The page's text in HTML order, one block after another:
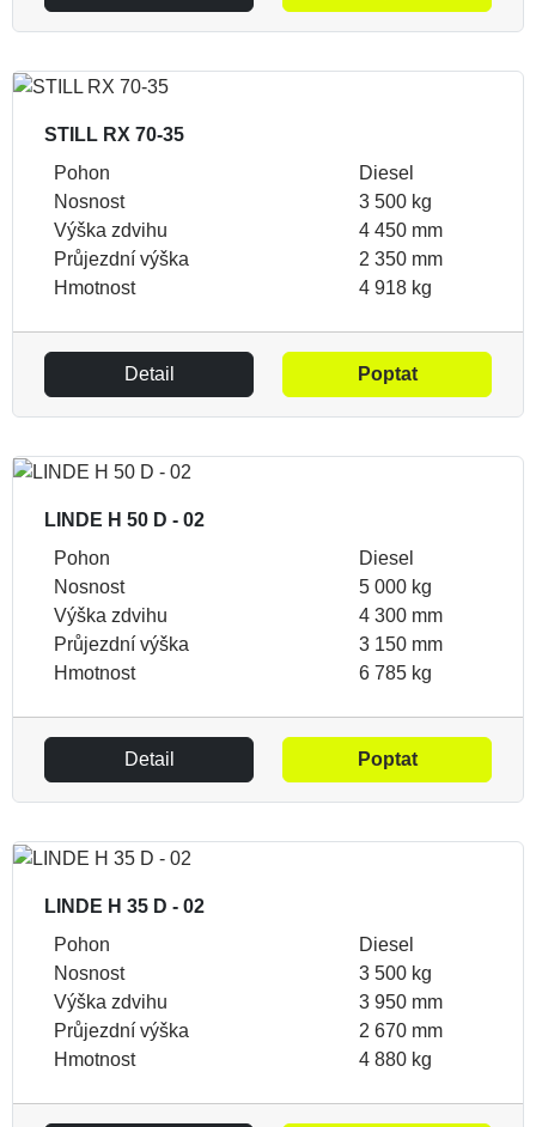
STILL RX 70-35
Pohon
Diesel
Nosnost
3 500 kg
Výška zdvihu
4 450 mm
Průjezdní výška
2 350 mm
Hmotnost
4 918 kg
Detail Poptat
LINDE H 50 D - 02
Pohon
Diesel
Nosnost
5 000 kg
Výška zdvihu
4 300 mm
Průjezdní výška
3 150 mm
Hmotnost
6 785 kg
Detail Poptat
LINDE H 35 D - 02
Pohon
Diesel
Nosnost
3 500 kg
Výška zdvihu
3 950 mm
Průjezdní výška
2 670 mm
Hmotnost
4 880 kg